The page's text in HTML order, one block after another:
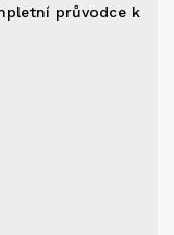
průvodce k